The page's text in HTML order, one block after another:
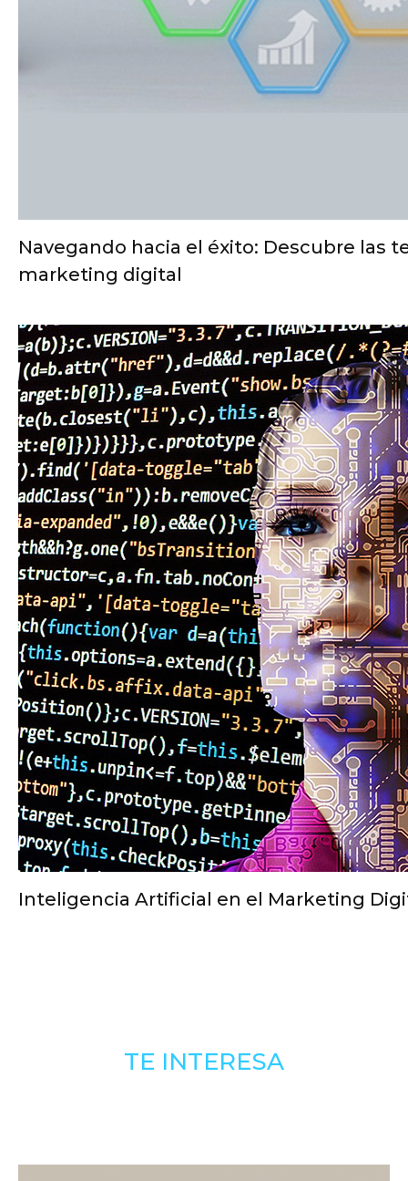
Navegando hacia el éxito: Descubre las
marketing digital
Inteligencia Artificial en el Marketing
TE INTERESA